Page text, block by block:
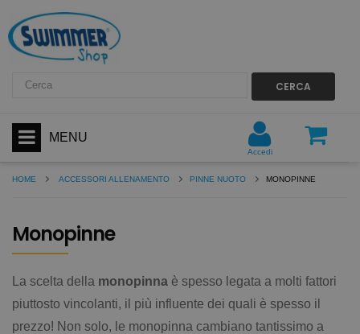
CERCA
MENU
Accedi
HOME ACCESSORI ALLENAMENTO PINNE NUOTO MONOPINNE
Monopinne
La scelta della monopinna è spesso legata a molti fattori
piuttosto vincolanti, il più influente dei quali è spesso il
prezzo! Non solo, le monopinna cambiano tantissimo a